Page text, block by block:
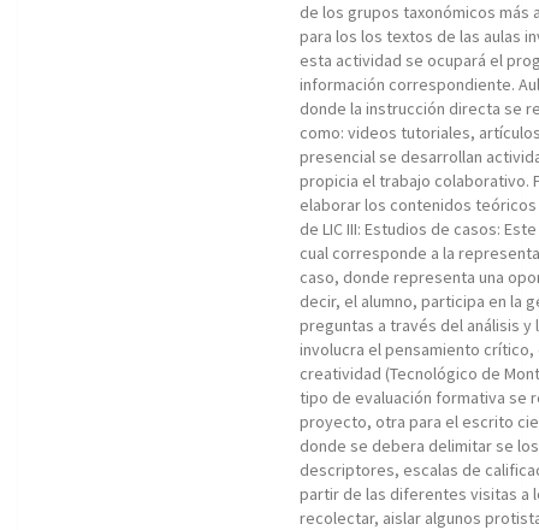
de los grupos taxonómicos más
para los los textos de las aulas
esta actividad se ocupará el
información correspondiente.
donde la instrucción directa se
como: videos tutoriales,
presencial se desarrollan
propicia el trabajo colaborativo.
elaborar los contenidos
de LIC III: Estudios de casos:
cual corresponde a la
caso, donde representa una
decir, el alumno, participa en la
preguntas a través del análisis y
involucra el pensamiento
creatividad (Tecnológico de
tipo de evaluación formativa se
proyecto, otra para el escrito
donde se debera delimitar se
descriptores, escalas de
partir de las diferentes visitas a
recolectar, aislar algunos